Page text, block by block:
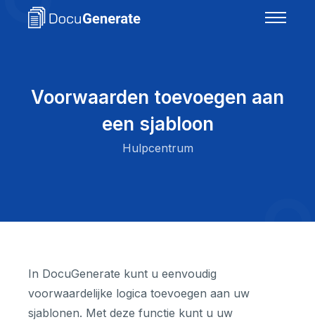
Voorwaarden toevoegen aan
een sjabloon
Hulpcentrum
In DocuGenerate kunt u eenvoudig
voorwaardelijke logica toevoegen aan uw
sjablonen. Met deze functie kunt u uw